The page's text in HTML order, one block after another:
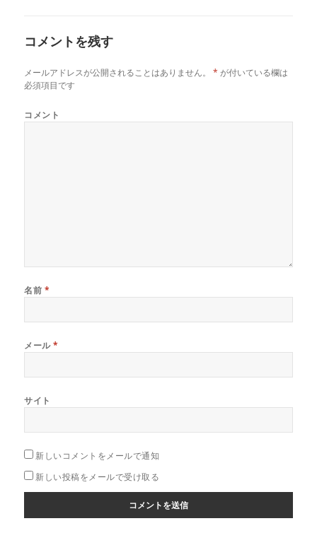
コメントを残す
メールアドレスが公開されることはありません。 * が付いている欄は
必須項目です
コメント
名前 *
メール*
サイト
新しいコメントをメールで通知
新しい投稿をメールで受け取る